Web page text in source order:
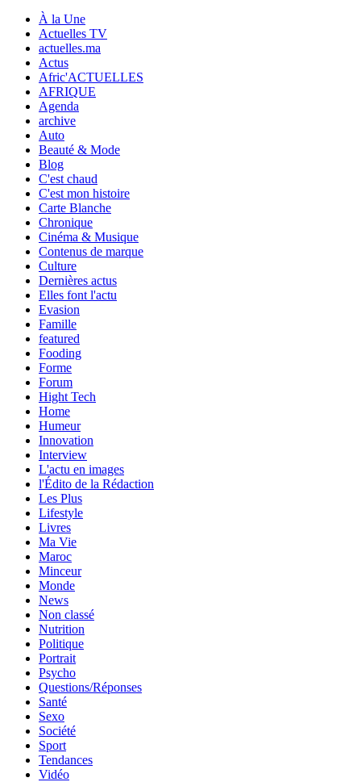
À la Une
Actuelles TV
actuelles.ma
Actus
Afric'ACTUELLES
AFRIQUE
Agenda
archive
Auto
Beauté & Mode
Blog
C'est chaud
C'est mon histoire
Carte Blanche
Chronique
Cinéma & Musique
Contenus de marque
Culture
Dernières actus
Elles font l'actu
Evasion
Famille
featured
Fooding
Forme
Forum
Hight Tech
Home
Humeur
Innovation
Interview
L'actu en images
l'Édito de la Rédaction
Les Plus
Lifestyle
Livres
Ma Vie
Maroc
Minceur
Monde
News
Non classé
Nutrition
Politique
Portrait
Psycho
Questions/Réponses
Santé
Sexo
Société
Sport
Tendances
Vidéo